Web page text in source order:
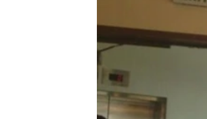
LA REALIDAD DE LA VIVIENDA EN